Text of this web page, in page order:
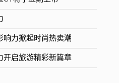
响力掀起时尚热卖潮
开启旅游精彩新篇章